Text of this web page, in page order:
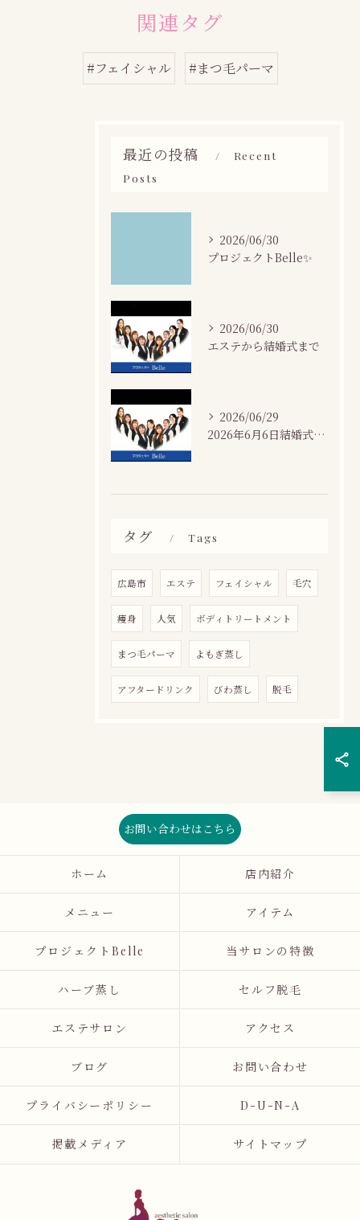
関連タグ
#フェイシャル #まつ毛パーマ
最近の投稿
Recent
Posts
2026/06/30
プロジェクトBelle✨
2026/06/30
エステから結婚式まで
2026/06/29
2026年6月6日結婚式場カサネにて
タグ Tags
広島市 エステ フェイシャル 毛穴
痩身 人気 ボディトリートメント
まつ毛パーマ よもぎ蒸し
アフタードリンク びわ蒸し 脱毛
お問い合わせはこちら
ホーム 店内紹介
メニュー アイテム
プロジェクトBelle 当サロンの特徴
ハーブ蒸し セルフ脱毛
エステサロン アクセス
ブログ お問い合わせ
プライバシーポリシー D-U-N-A
掲載メディア サイトマップ